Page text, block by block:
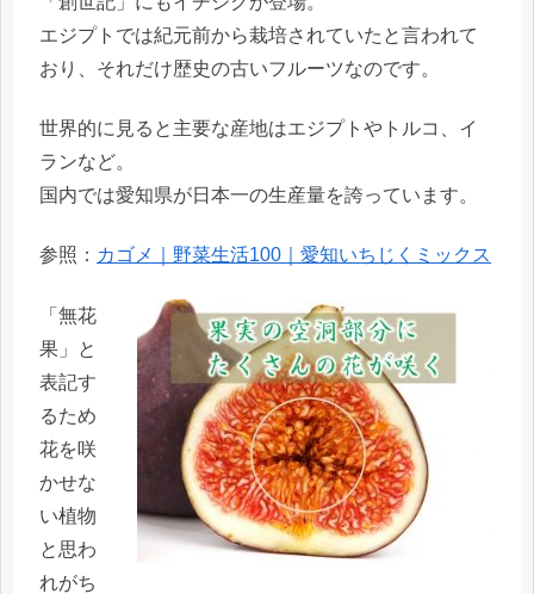
エジプトでは紀元前から栽培されていたと言われて
おり、それだけ歴史の古いフルーツなのです。
世界的に見ると主要な産地はエジプトやトルコ、イ
ランなど。
国内では愛知県が日本一の生産量を誇っています。
参照： カゴメ｜野菜生活100｜愛知いちじくミックス
「無花
果」と
表記す
るため
花を咲
かせな
い植物
と思わ
れがち